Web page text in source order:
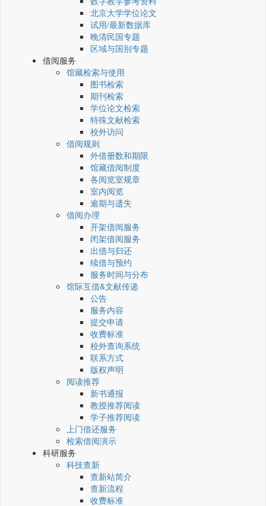
北京大学学位论文
试用/最新数据库
晚清民国专题
区域与国别专题
借阅服务
馆藏检索与使用
图书检索
期刊检索
学位论文检索
特殊文献检索
校外访问
借阅规则
外借册数和期限
馆藏借阅制度
各阅览室规章
室内阅览
逾期与遗失
借阅办理
开架借阅服务
闭架借阅服务
出借与归还
续借与预约
服务时间与分布
馆际互借&文献传递
公告
服务内容
提交申请
收费标准
校外查询系统
联系方式
版权声明
阅读推荐
新书通报
教授推荐阅读
学子推荐阅读
上门借还服务
检索借阅演示
科研服务
科技查新
查新站简介
查新流程
收费标准